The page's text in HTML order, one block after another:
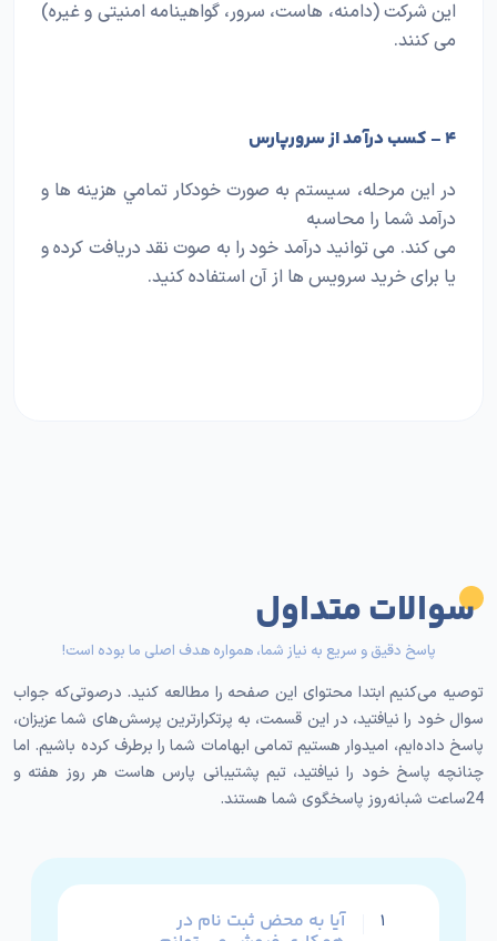
اين شركت (دامنه، هاست، سرور، گواهينامه امنيتی و غيره)
می كنند.
۴ – کسب درآمد از سرورپارس
در اين مرحله، سيستم به صورت خودكار تمامي هزينه ها و
درآمد شما را محاسبه
می كند. می توانيد درآمد خود را به صوت نقد دريافت كرده و
يا برای خريد سرويس ها از آن استفاده كنيد.
سوالات متداول
پاسخ دقیق و سریع به نیاز شما، همواره هدف اصلی ما بوده است!
توصیه می‌کنیم ابتدا محتوای این صفحه را مطالعه کنید. درصوتی‌که جواب
سوال خود را نیافتید، در این قسمت، به پرتکرارترین پرسش‌های شما عزیزان،
پاسخ داده‌ایم، امیدوار هستیم تمامی ابهامات شما را برطرف کرده باشیم. اما
چنانچه پاسخ خود را نیافتید، تیم پشتیبانی پارس هاست هر روز هفته و
24ساعت شبانه‌روز پاسخگوی شما هستند.
۱ آیا به محض ثبت نام در